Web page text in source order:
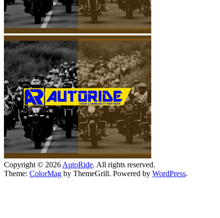
Copyright © 2026 AutoRide. All rights reserved.
Theme: ColorMag by ThemeGrill. Powered by WordPress.